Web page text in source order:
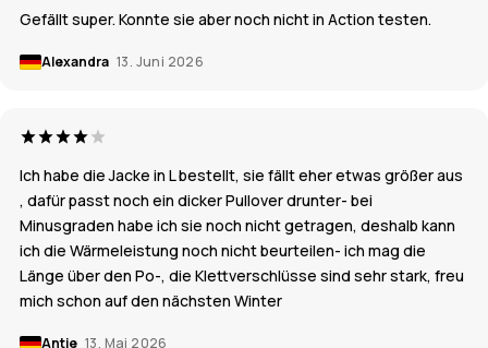
Gefällt super. Konnte sie aber noch nicht in Action testen.
Alexandra 13. Juni 2026
Ich habe die Jacke in L bestellt, sie fällt eher etwas größer aus
, dafür passt noch ein dicker Pullover drunter- bei
Minusgraden habe ich sie noch nicht getragen, deshalb kann
ich die Wärmeleistung noch nicht beurteilen- ich mag die
Länge über den Po-, die Klettverschlüsse sind sehr stark, freu
mich schon auf den nächsten Winter
Antje 13. Mai 2026